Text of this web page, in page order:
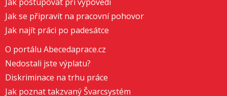
Jak se připravit na pracovní pohovor
Jak najít práci po padesátce
O portálu Abecedaprace.cz
Nedostali jste výplatu?
Diskriminace na trhu práce
Jak poznat takzvaný Švarcsystém